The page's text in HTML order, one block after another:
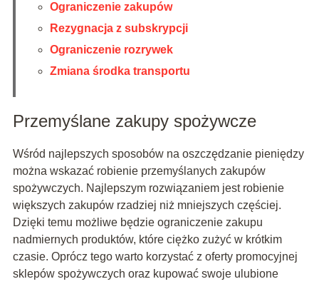
Ograniczenie zakupów
Rezygnacja z subskrypcji
Ograniczenie rozrywek
Zmiana środka transportu
Przemyślane zakupy spożywcze
Wśród najlepszych sposobów na oszczędzanie pieniędzy
można wskazać robienie przemyślanych zakupów
spożywczych. Najlepszym rozwiązaniem jest robienie
większych zakupów rzadziej niż mniejszych częściej.
Dzięki temu możliwe będzie ograniczenie zakupu
nadmiernych produktów, które ciężko zużyć w krótkim
czasie. Oprócz tego warto korzystać z oferty promocyjnej
sklepów spożywczych oraz kupować swoje ulubione